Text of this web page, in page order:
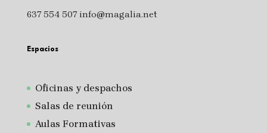
637 554 507 info@magalia.net
Espacios
Oficinas y despachos
Salas de reunión
Aulas Formativas